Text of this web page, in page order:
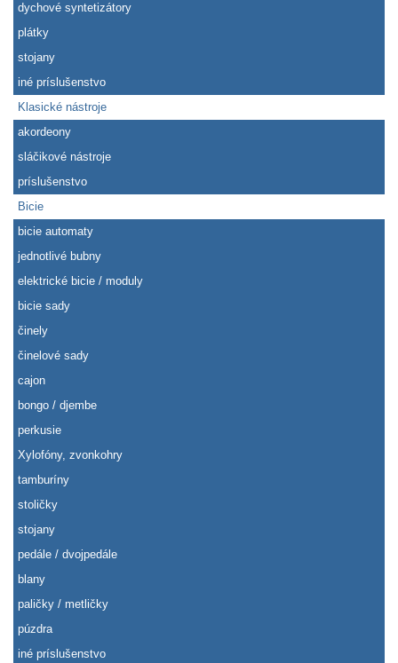
dychové syntetizátory
plátky
stojany
iné príslušenstvo
Klasické nástroje
akordeony
sláčikové nástroje
príslušenstvo
Bicie
bicie automaty
jednotlivé bubny
elektrické bicie / moduly
bicie sady
činely
činelové sady
cajon
bongo / djembe
perkusie
Xylofóny, zvonkohry
tamburíny
stoličky
stojany
pedále / dvojpedále
blany
paličky / metličky
púzdra
iné príslušenstvo